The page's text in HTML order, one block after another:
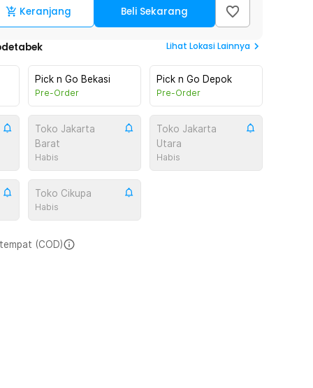
Keranjang Beli Sekarang
Lihat Lokasi Lainnya
Pick n Go Bekasi
Pre-Order
Pick n Go Depok
Pre-Order
Toko Jakarta
Barat
Habis
Toko Jakarta
Utara
Habis
Toko Cikupa
Habis
(COD)